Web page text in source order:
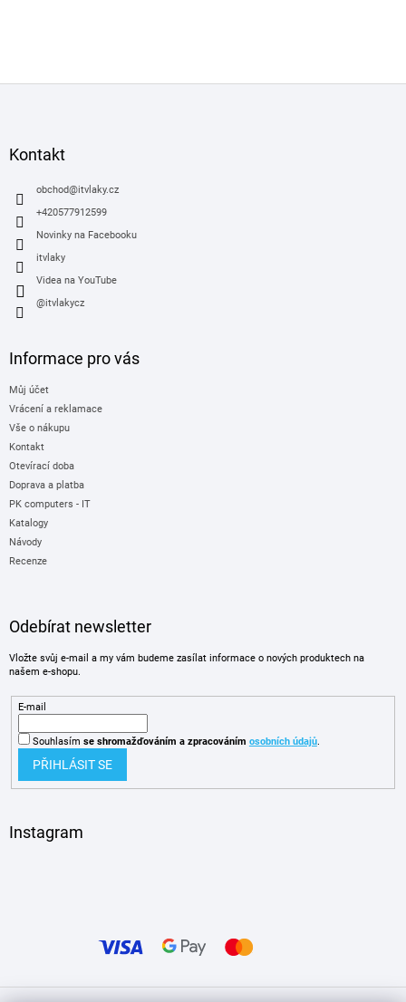
Kontakt
obchod@itvlaky.cz
+420577912599
Novinky na Facebooku
itvlaky
Videa na YouTube
@itvlakycz
Informace pro vás
Můj účet
Vrácení a reklamace
Vše o nákupu
Kontakt
Otevírací doba
Doprava a platba
PK computers - IT
Katalogy
Návody
Recenze
Odebírat newsletter
Vložte svůj e-mail a my vám budeme zasílat informace o nových produktech na
našem e-shopu.
E-mail
Souhlasím se shromažďováním a zpracováním osobních údajů.
PŘIHLÁSIT SE
Instagram